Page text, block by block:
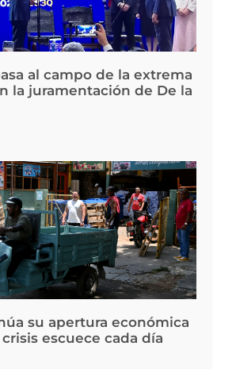
al campo de la extrema
la juramentación de De la
su apertura económica
escuece cada día